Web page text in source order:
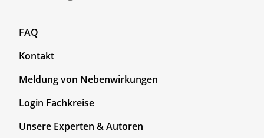
F
o
t
r
o
FAQ
Kontakt
Meldung von Nebenwirkungen
F
o
Login Fachkreise
Unsere Experten & Autoren